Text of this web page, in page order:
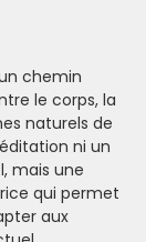
chemin
le corps, la
naturels de
ni un
mais une
qui permet
aux